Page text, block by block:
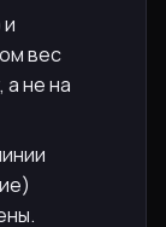
вес
не на